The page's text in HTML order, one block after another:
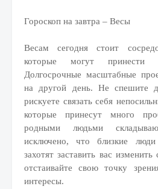
Гороскоп на завтра – Весы
Весам сегодня стоит
которые могут принести
Долгосрочные масштабные
на другой день. Не спешите
рискуете связать себя
которые принесут много
родными людьми
исключено, что близкие
захотят заставить вас
отстаивайте свою точку
интересы.